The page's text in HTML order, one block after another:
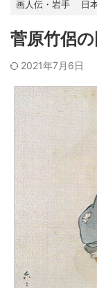
画人伝・岩手 日
菅原竹侶
2021年7月6日